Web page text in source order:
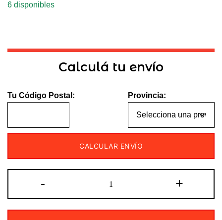
6 disponibles
Calculá tu envío
Tu Código Postal: Provincia:
CALCULAR ENVÍO
-
100/90-
19
+